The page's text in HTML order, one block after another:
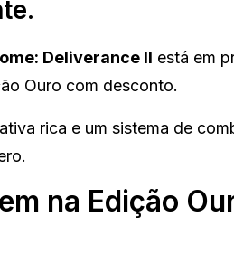
Deliverance II está em
Ouro com desconto.
rica e um sistema de
na Edição